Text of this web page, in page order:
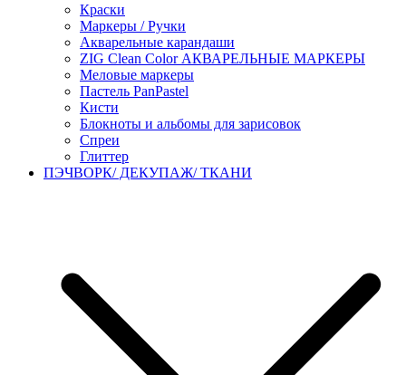
Краски
Маркеры / Ручки
Акварельные карандаши
ZIG Clean Color АКВАРЕЛЬНЫЕ МАРКЕРЫ
Меловые маркеры
Пастель PanPastel
Кисти
Блокноты и альбомы для зарисовок
Спреи
Глиттер
ПЭЧВОРК/ ДЕКУПАЖ/ ТКАНИ